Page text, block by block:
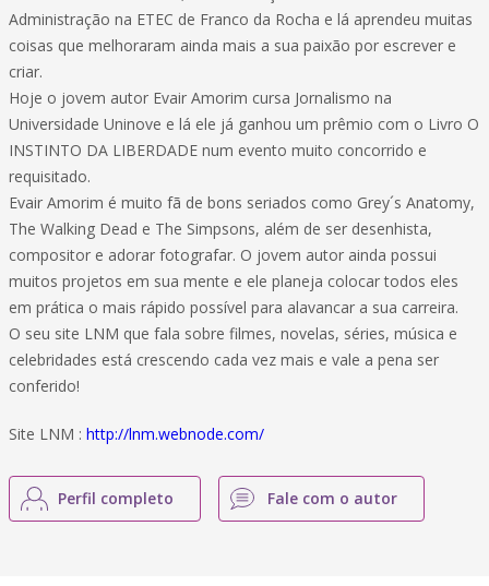
Administração na ETEC de Franco da Rocha e lá aprendeu muitas
coisas que melhoraram ainda mais a sua paixão por escrever e
criar.
Hoje o jovem autor Evair Amorim cursa Jornalismo na
Universidade Uninove e lá ele já ganhou um prêmio com o Livro O
INSTINTO DA LIBERDADE num evento muito concorrido e
requisitado.
Evair Amorim é muito fã de bons seriados como Grey´s Anatomy,
The Walking Dead e The Simpsons, além de ser desenhista,
compositor e adorar fotografar. O jovem autor ainda possui
muitos projetos em sua mente e ele planeja colocar todos eles
em prática o mais rápido possível para alavancar a sua carreira.
O seu site LNM que fala sobre filmes, novelas, séries, música e
celebridades está crescendo cada vez mais e vale a pena ser
conferido!
Site LNM : http://lnm.webnode.com/
Perfil completo Fale com o autor